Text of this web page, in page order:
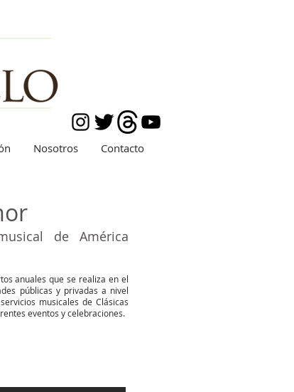
Nosotros Contacto
de América
anuales que se realiza en el
públicas y privadas a nivel
musicales de Clásicas
eventos y celebraciones.